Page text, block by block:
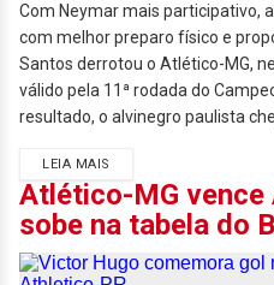
Com Neymar mais participativo,
com melhor preparo físico e
Santos derrotou o Atlético-MG,
válido pela 11ª rodada do
resultado, o alvinegro paulista
LEIA MAIS
Atlético-MG vence
sobe na tabela do